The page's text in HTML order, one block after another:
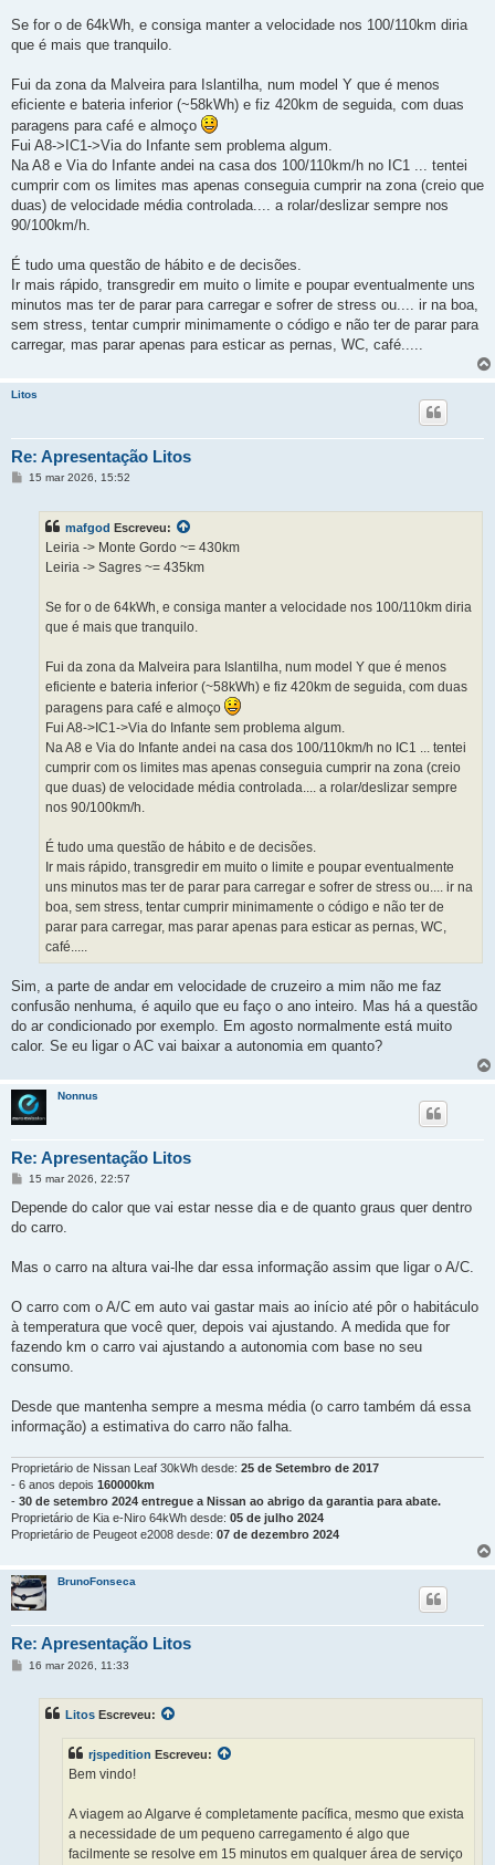
m
Se for o de 64kWh, e consiga manter a velocidade nos 100/110km diria
que é mais que tranquilo.
Fui da zona da Malveira para Islantilha, num model Y que é menos
eficiente e bateria inferior (~58kWh) e fiz 420km de seguida, com duas
paragens para café e almoço
Fui A8->IC1->Via do Infante sem problema algum.
Na A8 e Via do Infante andei na casa dos 100/110km/h no IC1 ... tentei
cumprir com os limites mas apenas conseguia cumprir na zona (creio que
duas) de velocidade média controlada.... a rolar/deslizar sempre nos
90/100km/h.
É tudo uma questão de hábito e de decisões.
Ir mais rápido, transgredir em muito o limite e poupar eventualmente uns
minutos mas ter de parar para carregar e sofrer de stress ou.... ir na boa,
sem stress, tentar cumprir minimamente o código e não ter de parar para
carregar, mas parar apenas para esticar as pernas, WC, café.....
Litos
Re: Apresentação Litos
M15 mar 2026, 15:52
mafgod Escreveu:
Leiria -> Monte Gordo ~= 430km
Leiria -> Sagres ~= 435km
Se for o de 64kWh, e consiga manter a velocidade nos 100/110km diria
que é mais que tranquilo.
Fui da zona da Malveira para Islantilha, num model Y que é menos
eficiente e bateria inferior (~58kWh) e fiz 420km de seguida, com duas
paragens para café e almoço
Fui A8->IC1->Via do Infante sem problema algum.
Na A8 e Via do Infante andei na casa dos 100/110km/h no IC1 ... tentei
cumprir com os limites mas apenas conseguia cumprir na zona (creio
que duas) de velocidade média controlada.... a rolar/deslizar sempre
nos 90/100km/h.
É tudo uma questão de hábito e de decisões.
Ir mais rápido, transgredir em muito o limite e poupar eventualmente
uns minutos mas ter de parar para carregar e sofrer de stress ou.... ir na
boa, sem stress, tentar cumprir minimamente o código e não ter de
parar para carregar, mas parar apenas para esticar as pernas, WC,
café.....
Sim, a parte de andar em velocidade de cruzeiro a mim não me faz
confusão nenhuma, é aquilo que eu faço o ano inteiro. Mas há a questão
do ar condicionado por exemplo. Em agosto normalmente está muito
calor. Se eu ligar o AC vai baixar a autonomia em quanto?
Nonnus
Re: Apresentação Litos
M
n
s
a
m
15 mar 2026, 22:57
Depende do calor que vai estar nesse dia e de quanto graus quer dentro
do carro.
Mas o carro na altura vai-lhe dar essa informação assim que ligar o A/C.
O carro com o A/C em auto vai gastar mais ao início até pôr o habitáculo
à temperatura que você quer, depois vai ajustando. A medida que for
fazendo km o carro vai ajustando a autonomia com base no seu
consumo.
Desde que mantenha sempre a mesma média (o carro também dá essa
informação) a estimativa do carro não falha.
Proprietário de Nissan Leaf 30kWh desde: 25 de Setembro de 2017
- 6 anos depois 160000km
- 30 de setembro 2024 entregue a Nissan ao abrigo da garantia para abate.
Proprietário de Kia e-Niro 64kWh desde: 05 de julho 2024
Proprietário de Peugeot e2008 desde: 07 de dezembro 2024
BrunoFonseca
Re: Apresentação Litos
M16 mar 2026, 11:33
Litos Escreveu:
rjspedition Escreveu:
Bem vindo!
A viagem ao Algarve é completamente pacífica, mesmo que exista
a necessidade de um pequeno carregamento é algo que
facilmente se resolve em 15 minutos em qualquer área de serviço